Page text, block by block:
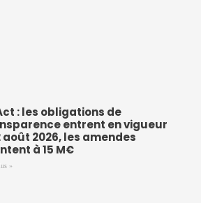
: les obligations de
entrent en vigueur
août 2026, les amendes
à 15 M€
»